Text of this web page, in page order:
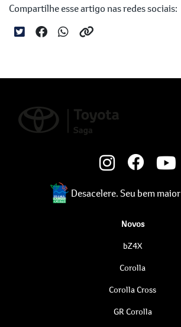
Compartilhe esse artigo nas redes sociais:
Desacelere. Seu bem
Novos
bZ4X
Corolla
Corolla Cross
GR Corolla